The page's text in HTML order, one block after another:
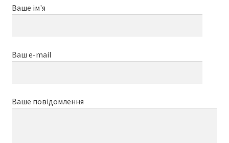
Ваше ім'я
Ваш e-mail
Ваше повідомлення